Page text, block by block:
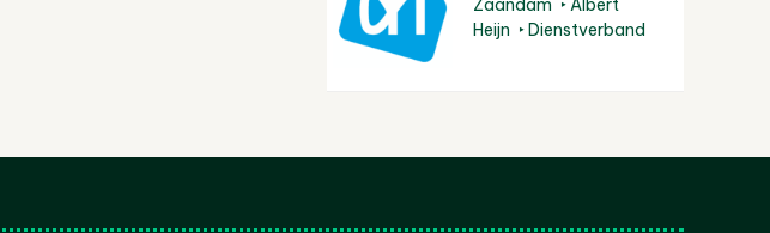
Zaandam
Albert
Heijn
Dienstverband